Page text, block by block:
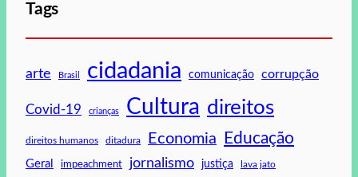
Tags
arte Brasil cidadania comunicação corrupção
Covid-19 crianças Cultura direitos
direitos humanos ditadura Economia Educação
Geral impeachment jornalismo justiça lava jato